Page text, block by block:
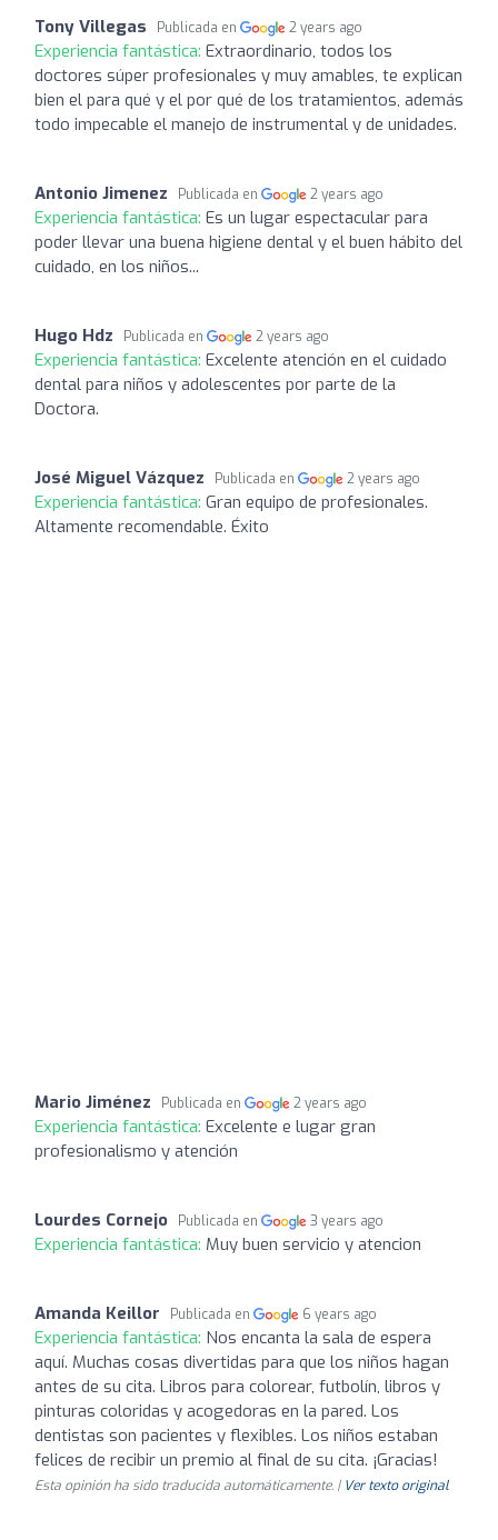
Tony Villegas Publicada en 2 years ago
Experiencia fantástica: Extraordinario, todos los
doctores súper profesionales y muy amables, te explican
bien el para qué y el por qué de los tratamientos, además
todo impecable el manejo de instrumental y de unidades.
Antonio Jimenez Publicada en 2 years ago
Experiencia fantástica: Es un lugar espectacular para
poder llevar una buena higiene dental y el buen hábito del
cuidado, en los niños...
Hugo Hdz Publicada en 2 years ago
Experiencia fantástica: Excelente atención en el cuidado
dental para niños y adolescentes por parte de la
Doctora.
José Miguel Vázquez Publicada en 2 years ago
Experiencia fantástica: Gran equipo de profesionales.
Altamente recomendable. Éxito
Mario Jiménez Publicada en 2 years ago
Experiencia fantástica: Excelente e lugar gran
profesionalismo y atención
Lourdes Cornejo Publicada en 3 years ago
Experiencia fantástica: Muy buen servicio y atencion
Amanda Keillor Publicada en 6 years ago
Experiencia fantástica: Nos encanta la sala de espera
aquí. Muchas cosas divertidas para que los niños hagan
antes de su cita. Libros para colorear, futbolín, libros y
pinturas coloridas y acogedoras en la pared. Los
dentistas son pacientes y flexibles. Los niños estaban
felices de recibir un premio al final de su cita. ¡Gracias!
Esta opinión ha sido traducida automáticamente. | Ver texto original